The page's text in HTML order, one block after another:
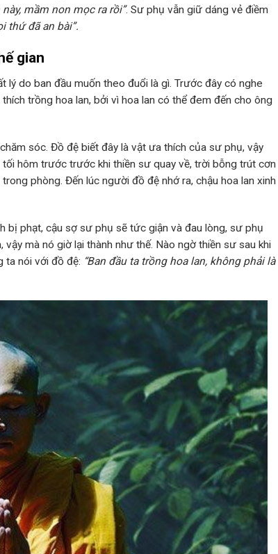
mầm non mọc ra rồi”. Sư phụ vẫn giữ dáng vẻ điềm
thứ đã an bài”.
gian
do ban đầu muốn theo đuổi là gì. Trước đây có nghe
trồng hoa lan, bởi vì hoa lan có thể đem đến cho ông
sóc. Đồ đệ biết đây là vật ưa thích của sư phụ, vậy
hôm trước trước khi thiền sư quay về, trời bỗng trút cơn
phòng. Đến lúc người đồ đệ nhớ ra, chậu hoa lan xinh
bị phạt, cậu sợ sư phụ sẽ tức giận và đau lòng, sư phụ
mà nó giờ lại thành như thế. Nào ngờ thiền sư sau khi
ta nói với đồ đệ: “Ban đầu ta trồng hoa lan, không phải là